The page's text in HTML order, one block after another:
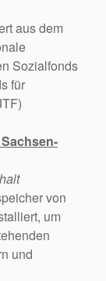
aus dem
Sozialfonds
für
von
um
und